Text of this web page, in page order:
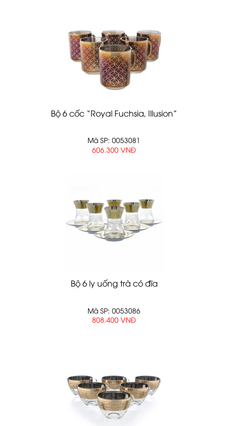
Bộ 6 cốc “Royal Fuchsia, Illusion”
Mã SP: 0053081
606.300 VNĐ
Bộ 6 ly uống trà có đĩa
Mã SP: 0053086
808.400 VNĐ